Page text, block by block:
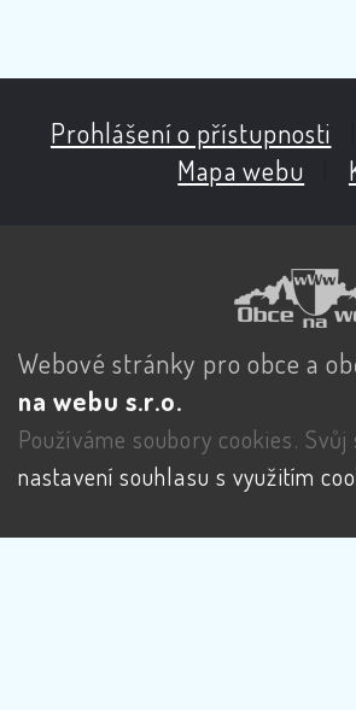
Prohlášení o přístupnosti
Mapa webu
Webové stránky pro obce a
na webu s.r.o.
Používáme soubory cookies.
nastavení souhlasu s využitím